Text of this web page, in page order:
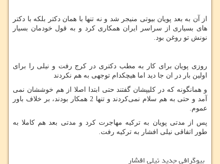
از آن به بعد پویان بیوتی منیجر شد و نه تنها با همان دکتر بلکه با دکتر
های‌‌ بسیاری از سراسر ایران همکاری کرد و به قول خودمان بسیار
نونش تو روغن بود.
روزی پویان برای کار به مطب دکتری در کرج رفت و نیلی را برای
اولین بار در ان جا دید اما هیچکدام توجهی به هم نکردند
و همانگونه که در کلیپشان گفتند حتی ابتدا اصلا از هم خوششان نمی
آمد و حتی به هم سلام نمی‌کردند و تنها 2 همکار بودند، بر خلاف باور
عموم.
پس از مدتی پویان به ترکیه مهاجرت کرد و مدتی بعد هم کاملا به
طور اتفاقی نیلی افشار به ترکیه رفت.
بیوگرافی جدید نیلی افشار